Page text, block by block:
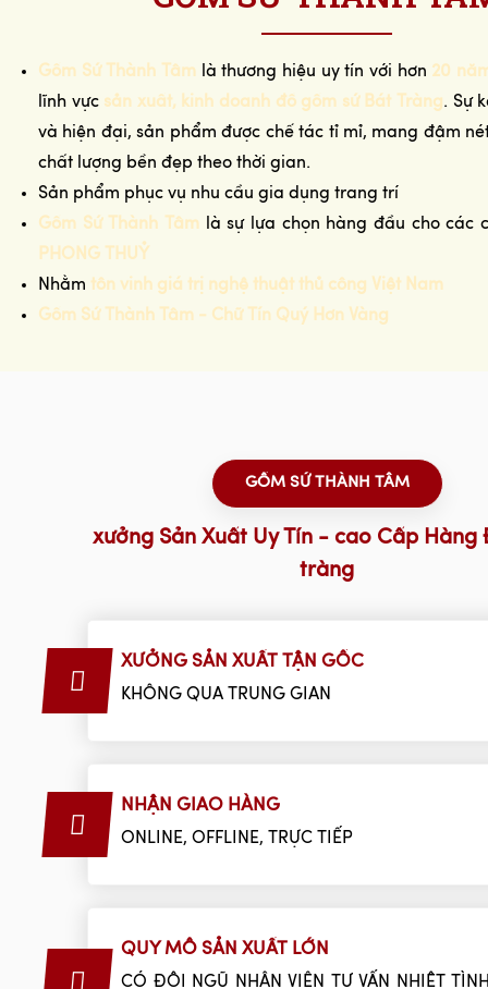
Gốm Sứ Thành Tâm là thương hiệu uy tín với hơn 20
lĩnh vực sản xuất, kinh doanh đồ gốm sứ Bát Tràng. Sự
và hiện đại, sản phẩm được chế tác tỉ mỉ, mang đậm
chất lượng bền đẹp theo thời gian.
Sản phẩm phục vụ nhu cầu gia dụng trang trí
Gốm Sứ Thành Tâm là sự lựa chọn hàng đầu cho các
PHONG THUỶ
Nhằm tôn vinh giá trị nghệ thuật thủ công Việt Nam
Gốm Sứ Thành Tâm - Chữ Tín Quý Hơn Vàng
GỐM SỨ THÀNH TÂM
xưởng Sản Xuất Uy Tín - cao Cấp Hàng
tràng
XƯỞNG SẢN XUẤT TẬN GỐC
KHÔNG QUA TRUNG GIAN
NHẬN GIAO HÀNG
ONLINE, OFFLINE, TRỰC TIẾP
QUY MÔ SẢN XUẤT LỚN
CÓ ĐỘI NGŨ NHÂN VIÊN TƯ VẤN NHIỆT